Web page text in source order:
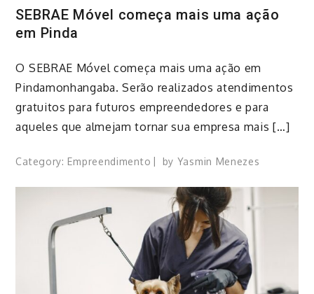
SEBRAE Móvel começa mais uma ação
em Pinda
​O SEBRAE Móvel começa mais uma ação em
Pindamonhangaba. Serão realizados atendimentos
gratuitos para futuros empreendedores e para
aqueles que almejam tornar sua empresa mais […]
Category: Empreendimento by Yasmin Menezes